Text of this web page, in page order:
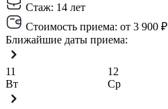
Стаж: 14 лет
Стоимость приема: от 3 900 ₽
Ближайшие даты приема:
11
Вт
12
Ср